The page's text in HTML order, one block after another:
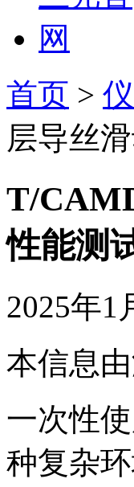
首页 >
层导丝
T/
性能测
2025年1
本信息
一次性
种复杂